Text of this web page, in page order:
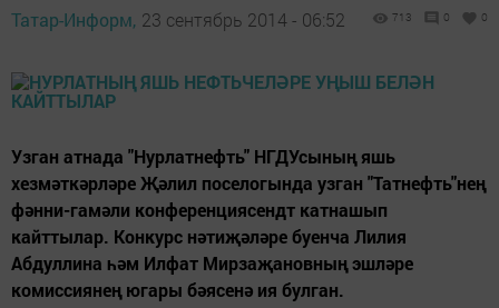
Татар-Информ, 23 сентябрь 2014 - 06:52 713 0 0
Узган атнада "Нурлатнефть" НГДУсының яшь
хезмәткәрләре Җәлил поселогында узган "Татнефть"нең
фәнни-гамәли конференциясендт катнашып
кайттылар. Конкурс нәтиҗәләре буенча Лилия
Абдуллина һәм Илфат Мирзаҗановның эшләре
комиссиянең югары бәясенә ия булган.